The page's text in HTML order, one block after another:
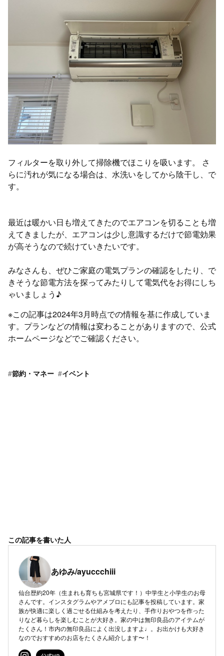
フィルターを取り外して掃除機でほこりを吸います。 さ
らに汚れが気になる場合は、水洗いをしてから陰干し、で
す。
最近は暖かい日も増えてきたのでエアコンを切ることも増
えてきましたが、エアコンは少し意識するだけで節電効果
が高そうなので続けていきたいです。
みなさんも、ぜひご家庭の電気プランの確認をしたり、で
きそうな節電方法を探ってみたりして電気代をお得にしち
ゃいましょう♪
※この記事は2024年3月時点での情報を基に作成していま
す。プランなどの情報は変わることがありますので、公式
ホームページなどでご確認ください。
#節約・マネー #イベント
この記事を書いた人
あゆみ/ayuccchiii
仙台歴約20年（生まれも育ちも宮城県です！）中学生と小学生のお母
さんです。インスタグラムやアメブロにも記事を投稿しています。家
族が快適に楽しく過ごせる仕組みを考えたり、手作りおやつを作った
りなど暮らしを楽しむことが大好き。家の中は無印良品のアイテムが
たくさん！市内の無印良品によく出没しますよ♩。お出かけも大好き
なのでおすすめのお店をたくさん紹介します〜！